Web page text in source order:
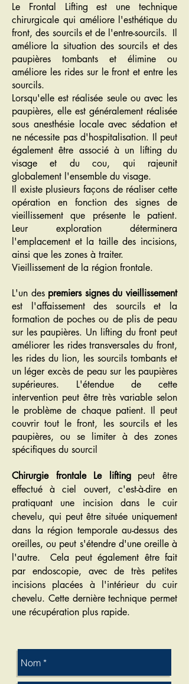
Le Frontal Lifting est une technique
chirurgicale qui améliore l'esthétique du
front, des sourcils et de l'entre-sourcils. Il
améliore la situation des sourcils et des
paupières tombants et élimine ou
améliore les rides sur le front et entre les
sourcils.
Lorsqu'elle est réalisée seule ou avec les
paupières, elle est généralement réalisée
sous anesthésie locale avec sédation et
ne nécessite pas d'hospitalisation. Il peut
également être associé à un lifting du
visage et du cou, qui rajeunit
globalement l'ensemble du visage.
Il existe plusieurs façons de réaliser cette
opération en fonction des signes de
vieillissement que présente le patient.
Leur exploration déterminera
l'emplacement et la taille des incisions,
ainsi que les zones à traiter.
Vieillissement de la région frontale.
L'un des premiers signes du vieillissement
est l'affaissement des sourcils et la
formation de poches ou de plis de peau
sur les paupières. Un lifting du front peut
améliorer les rides transversales du front,
les rides du lion, les sourcils tombants et
un léger excès de peau sur les paupières
supérieures. L'étendue de cette
intervention peut être très variable selon
le problème de chaque patient. Il peut
couvrir tout le front, les sourcils et les
paupières, ou se limiter à des zones
spécifiques du sourcil
Chirurgie frontale Le lifting peut être
effectué à ciel ouvert, c'est-à-dire en
pratiquant une incision dans le cuir
chevelu, qui peut être située uniquement
dans la région temporale au-dessus des
oreilles, ou peut s'étendre d'une oreille à
l'autre.
Cela peut également être fait
par endoscopie, avec de très petites
incisions placées à l'intérieur du cuir
chevelu. Cette dernière technique permet
une récupération plus rapide.